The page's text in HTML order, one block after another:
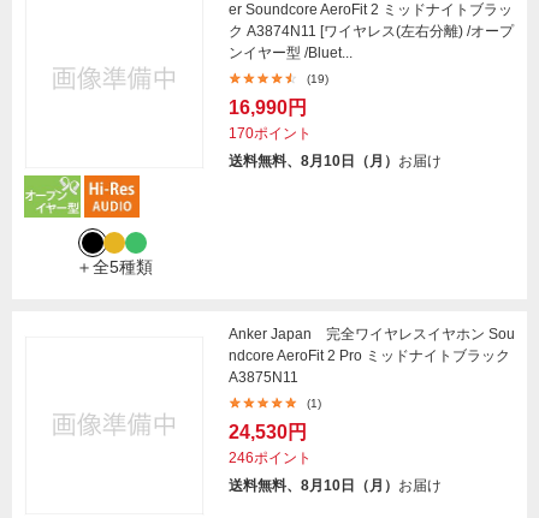
＋全5種類
er Soundcore AeroFit 2 ミッドナイトブラッ
ク A3874N11 [ワイヤレス(左右分離) /オープ
ンイヤー型 /Bluet...
(19)
16,990円
170ポイント
送料無料、8月10日（月） お届け
Anker Japan 完全ワイヤレスイヤホン Sou
ndcore AeroFit 2 Pro ミッドナイトブラック
A3875N11
(1)
24,530円
246ポイント
送料無料、8月10日（月） お届け